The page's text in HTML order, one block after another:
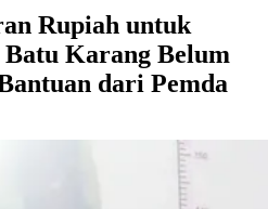
Rupiah untuk
Karang Belum
dari Pemda